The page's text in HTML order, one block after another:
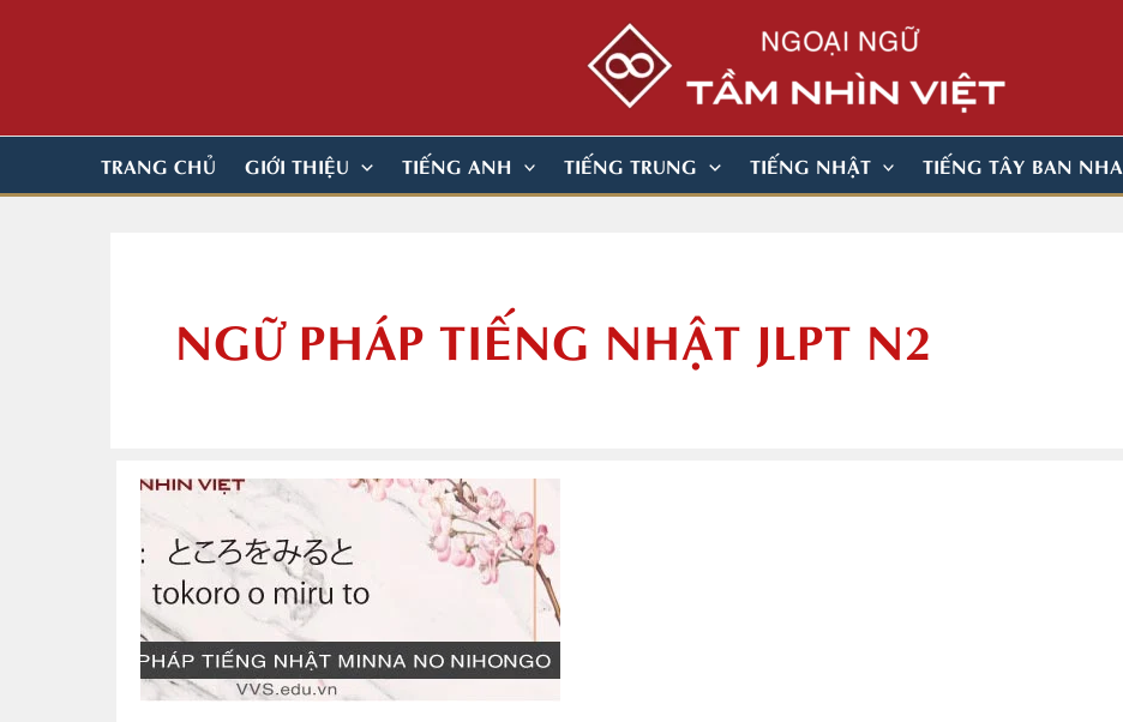
dung
TRANG CHỦ GIỚI THIỆU TIẾNG ANH TIẾNG TRUNG TIẾNG NHẬT TIẾNG TÂY BAN NHA
NGỮ PHÁP TIẾNG NHẬT JLPT N2